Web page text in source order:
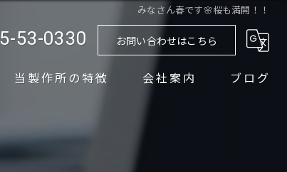
みなさん春です🌸桜も満開！！
53-0330 お問い合わせはこちら
当製作所の特徴 会社案内 ブログ